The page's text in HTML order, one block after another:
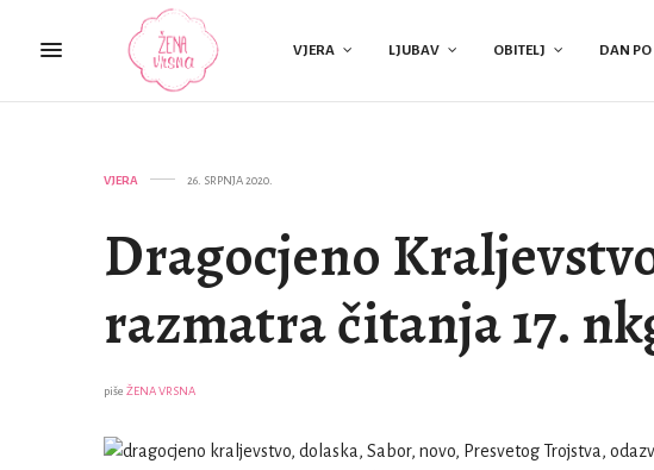
VJERA LJUBAV OBITELJ DAN
VJERA 26. SRPNJA 2020.
Dragocjeno
razmatra čitanja 17.
piše ŽENA VRSNA